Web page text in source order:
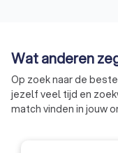
rechtspositie van
het vergroten van
mediation zijn de
van de NMv.
Wat anderen
Op zoek naar de
jezelf veel tijd en
match vinden in jouw